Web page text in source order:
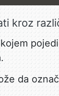
kroz
da